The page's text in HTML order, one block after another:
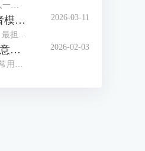
我们做PPT的时候，经常需要插入一些外部文件进去。插入之后文件会变成一个小图标嵌在幻灯片中，演示的时候点击一下图标，就能直接打开原文件了。不过还有好多小伙伴不知道怎么操作。别急，接下来我们就给大家讲讲PowerPoint怎么插入文件，PowerPoint怎么插入思维导图的实用技巧。
PowerPoint怎么打开演讲者模式 PowerPoint怎么压缩PPT大小
大家用PowerPoint做工作汇报时，最担心的莫过于汇报到一半的时候忘词，或者搞不清当前页讲完该接哪一页内容了吧，其实这事情非常容易解决，可以设置演讲者模式，这样我们自己能看到备注和下一页预览，而观众那边只显示正常的放映画面。接下来我们就给大家介绍一下PowerPoint怎么打开演讲者模式，PowerPoint怎么压缩PPT大小的相关内容。
2026-03-11
Excel中的ABS函数是什么意思 Excel中的ABS函数怎么用
Excel中有很多函数可以使用，像常用的SUM求和函数、VLOOKUP查找函数、IF条件判断函数、ABS绝对值函数等，通过这些函数，可以有效帮我们提升数据处理和分析效率。接下来我们就以ABS函数为例，来为大家分享一下Excel中的ABS函数是什么意思，Excel中的ABS函数怎么用的相关内容，方法步骤非常简单，一起来学习下。
2026-02-03